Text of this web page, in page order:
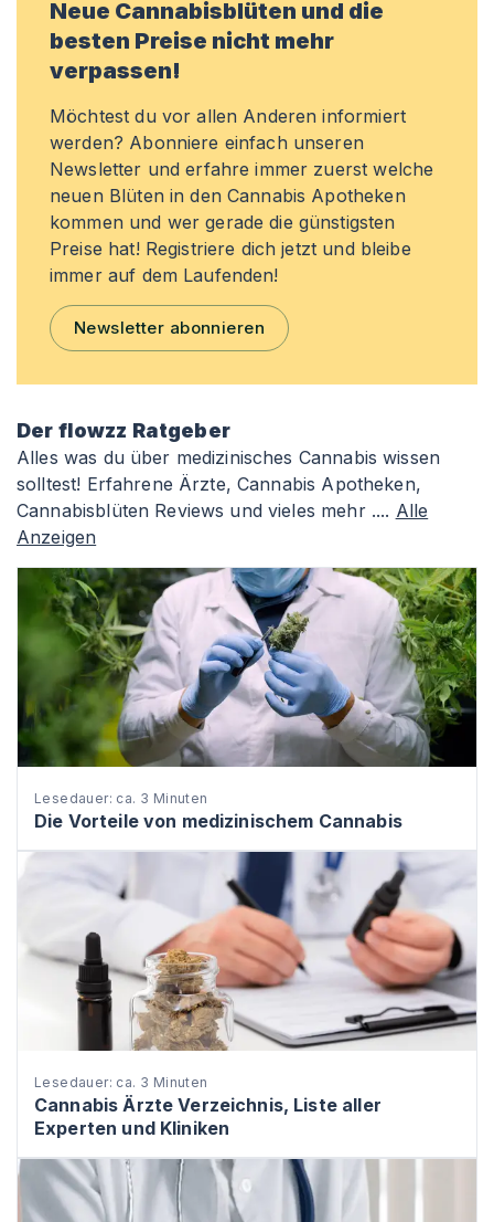
Neue Cannabisblüten und die
besten Preise nicht mehr
verpassen!
Möchtest du vor allen Anderen informiert
werden? Abonniere einfach unseren
Newsletter und erfahre immer zuerst welche
neuen Blüten in den Cannabis Apotheken
kommen und wer gerade die günstigsten
Preise hat! Registriere dich jetzt und bleibe
immer auf dem Laufenden!
Newsletter abonnieren
Der flowzz Ratgeber
Alles was du über medizinisches Cannabis wissen
solltest! Erfahrene Ärzte, Cannabis Apotheken,
Cannabisblüten Reviews und vieles mehr .... Alle
Anzeigen
Lesedauer: ca. 3 Minuten
Die Vorteile von medizinischem Cannabis
Lesedauer: ca. 3 Minuten
Cannabis Ärzte Verzeichnis, Liste aller
Experten und Kliniken